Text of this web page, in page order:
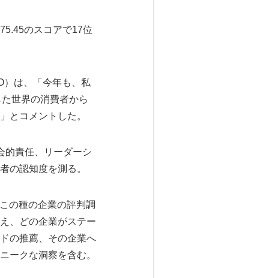
のスコアで17位
）は、「今年も、私
世界の消費者から
とコメントした。
的責任、リーダーシ
の認知度を測る。
の種の企業の評判調
、どの企業がステー
の推薦、その企業へ
ークな洞察を含む。